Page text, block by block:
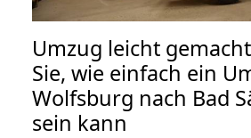
Umzug leicht
Sie, wie einfach ein
Wolfsburg nach Bad
sein kann